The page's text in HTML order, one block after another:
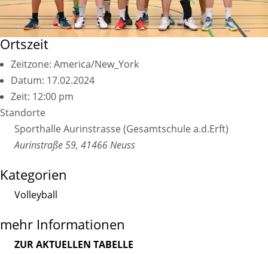
Ortszeit
Zeitzone: America/New_York
Datum: 17.02.2024
Zeit: 12:00 pm
Standorte
Sporthalle Aurinstrasse (Gesamtschule a.d.Erft)
Aurinstraße 59, 41466 Neuss
Kategorien
Volleyball
mehr Informationen
ZUR AKTUELLEN TABELLE